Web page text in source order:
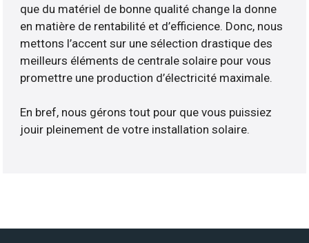
que du matériel de bonne qualité change la donne
en matière de rentabilité et d’efficience. Donc, nous
mettons l’accent sur une sélection drastique des
meilleurs éléments de centrale solaire pour vous
promettre une production d’électricité maximale.
En bref, nous gérons tout pour que vous puissiez
jouir pleinement de votre installation solaire.